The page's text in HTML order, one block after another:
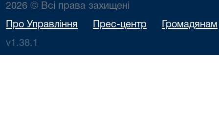
2026 © Всі права захищені
Про Управління Прес-центр Громадянам
v1.38.1